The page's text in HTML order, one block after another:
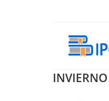
INVIERNO